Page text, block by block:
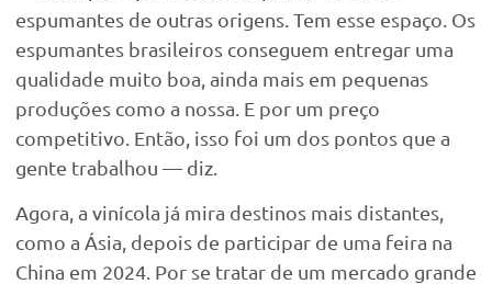
espumantes de outras origens. Tem esse espaço. Os
espumantes brasileiros conseguem entregar uma
qualidade muito boa, ainda mais em pequenas
produções como a nossa. E por um preço
competitivo. Então, isso foi um dos pontos que a
gente trabalhou — diz.
Agora, a vinícola já mira destinos mais distantes,
como a Ásia, depois de participar de uma feira na
China em 2024. Por se tratar de um mercado grande